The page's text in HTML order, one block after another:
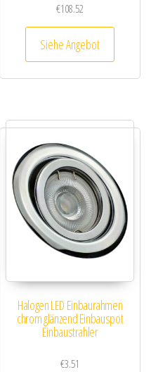
€108.52
Siehe Angebot
Halogen LED Einbaurahmen
chrom glänzend Einbauspot
Einbaustrahler
€3.51